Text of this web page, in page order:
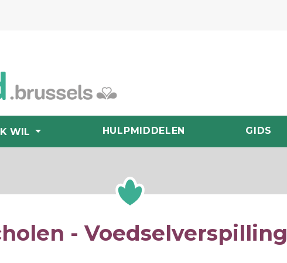
IK WIL HULPMIDDELEN GIDS
- Voedselverspilling